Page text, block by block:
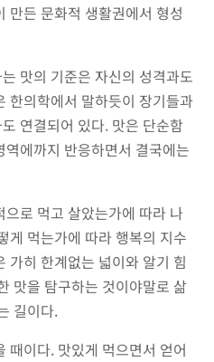
만든 문화적 생활권에서 형성
맛의 기준은 자신의 성격과도
한의학에서 말하듯이 장기들과
연결되어 있다. 맛은 단순함
에까지 반응하면서 결국에는
로 먹고 살았는가에 따라 나
게 먹는가에 따라 행복의 지수
가히 한계없는 넓이와 알기 힘
맛을 탐구하는 것이야말로 삶
길이다.
때이다. 맛있게 먹으면서 얻어